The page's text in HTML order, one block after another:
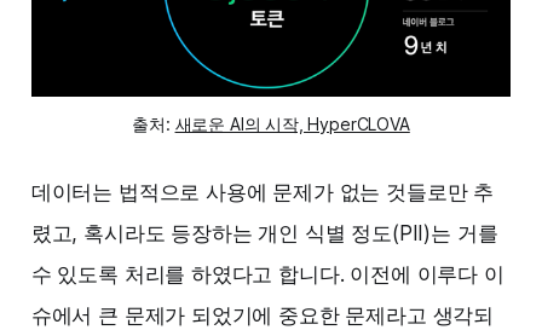
출처: 새로운 AI의 시작, HyperCLOVA
데이터는 법적으로 사용에 문제가 없는 것들로만 추
렸고, 혹시라도 등장하는 개인 식별 정도(PII)는 거를
수 있도록 처리를 하였다고 합니다. 이전에 이루다 이
슈에서 큰 문제가 되었기에 중요한 문제라고 생각되